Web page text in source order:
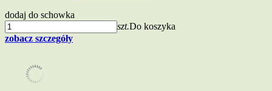
dodaj do schowka
szt.Do koszyka
zobacz szczegóły